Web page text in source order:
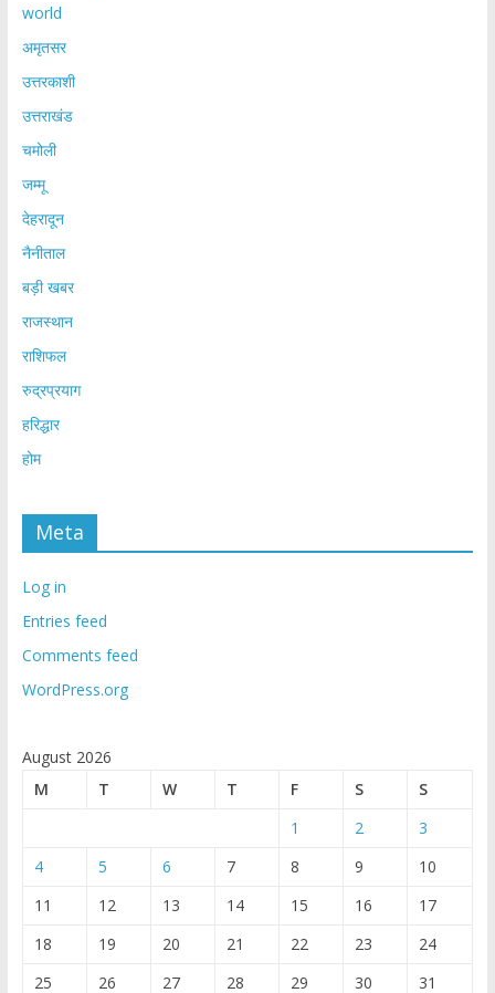
world
अमृतसर
उत्तरकाशी
उत्तराखंड
चमोली
जम्मू
देहरादून
नैनीताल
बड़ी खबर
राजस्थान
राशिफल
रुद्रप्रयाग
हरिद्धार
होम
Meta
Log in
Entries feed
Comments feed
WordPress.org
August 2026
M
T W T F S
S
1
2
3
4
5 6 7 8 9
10
11
12 13 14 15 16
17
18
19 20 21 22 23
24
25
26 27 28 29 30 31